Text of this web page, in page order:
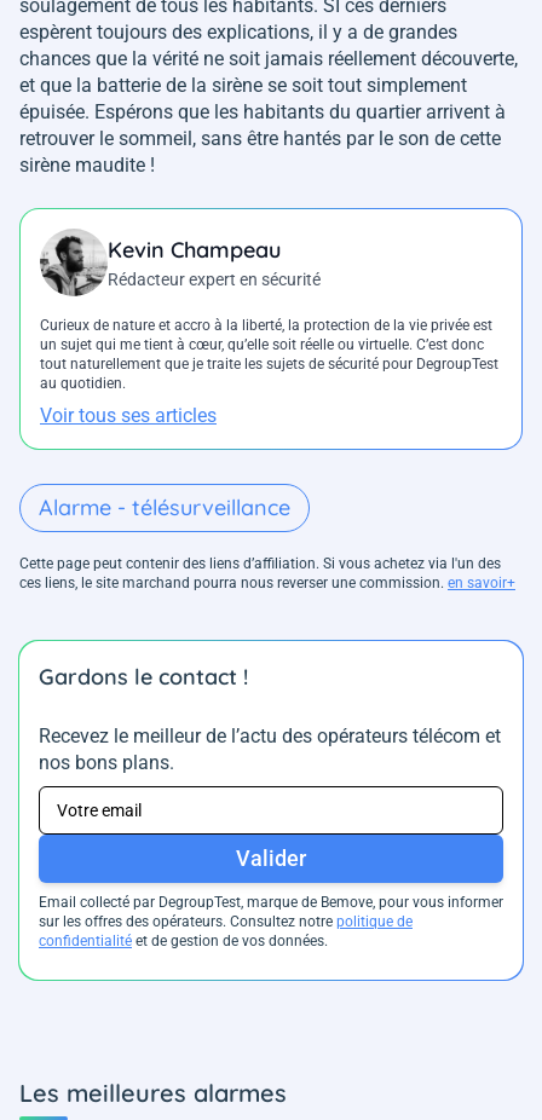
soulagement de tous les habitants. SI ces derniers
espèrent toujours des explications, il y a de grandes
chances que la vérité ne soit jamais réellement découverte,
et que la batterie de la sirène se soit tout simplement
épuisée. Espérons que les habitants du quartier arrivent à
retrouver le sommeil, sans être hantés par le son de cette
sirène maudite !
Kevin Champeau
Rédacteur expert en sécurité
Curieux de nature et accro à la liberté, la protection de la vie privée est
un sujet qui me tient à cœur, qu’elle soit réelle ou virtuelle. C’est donc
tout naturellement que je traite les sujets de sécurité pour DegroupTest
au quotidien.
Voir tous ses articles
Alarme - télésurveillance
Cette page peut contenir des liens d’affiliation. Si vous achetez via l'un des
ces liens, le site marchand pourra nous reverser une commission. en savoir+
Gardons le contact !
Recevez le meilleur de l’actu des opérateurs télécom et
nos bons plans.
Valider
Email collecté par DegroupTest, marque de Bemove, pour vous informer
sur les offres des opérateurs. Consultez notre politique de
confidentialité et de gestion de vos données.
Les meilleures alarmes